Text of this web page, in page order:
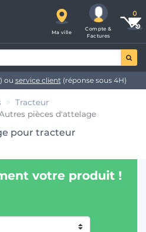
Ma ville
Compte &
Factures
ou service client(réponse sous 4H)
Tracteur
pièces d'attelage
pour tracteur
votre produit !